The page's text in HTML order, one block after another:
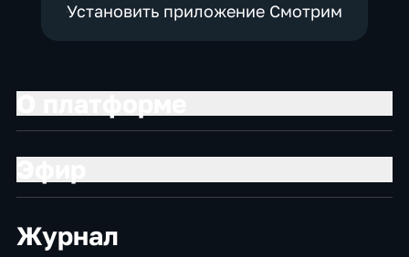
Установить приложение Смотрим
Журнал